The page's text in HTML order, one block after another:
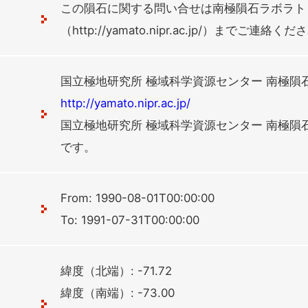
この隕石に関する問い合せは南極隕石ラボラ
（http://yamato.nipr.ac.jp/）までご連絡くだ
国立極地研究所 極域科学資源センター 南極隕
http://yamato.nipr.ac.jp/
国立極地研究所 極域科学資源センター 南極隕
です。
From: 1990-08-01T00:00:00
To: 1991-07-31T00:00:00
緯度（北端）: -71.72
緯度（南端）: -73.00